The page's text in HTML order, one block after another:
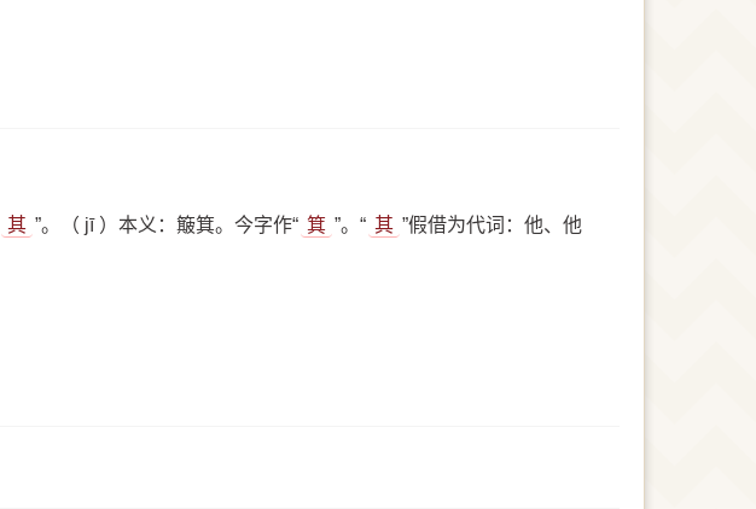
其 ”。（ jī ）本义：簸箕。今字作“ 箕 ”。“ 其 ”假借为代词：他、他